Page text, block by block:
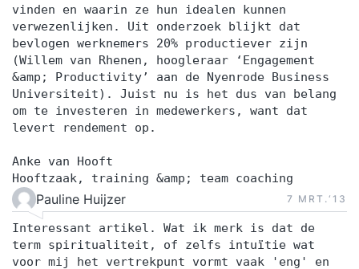
vinden en waarin ze hun idealen kunnen
verwezenlijken. Uit onderzoek blijkt dat
bevlogen werknemers 20% productiever zijn
(Willem van Rhenen, hoogleraar ‘Engagement
&amp; Productivity’ aan de Nyenrode Business
Universiteit). Juist nu is het dus van belang
om te investeren in medewerkers, want dat
levert rendement op.
Anke van Hooft
Hooftzaak, training &amp; team coaching
Pauline Huijzer 7 MRT.‘13
Interessant artikel. Wat ik merk is dat de
term spiritualiteit, of zelfs intuïtie wat
voor mij het vertrekpunt vormt vaak 'eng' en